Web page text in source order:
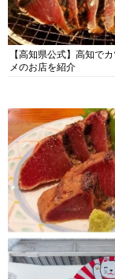
【高知県公式】高知で
メのお店を紹介